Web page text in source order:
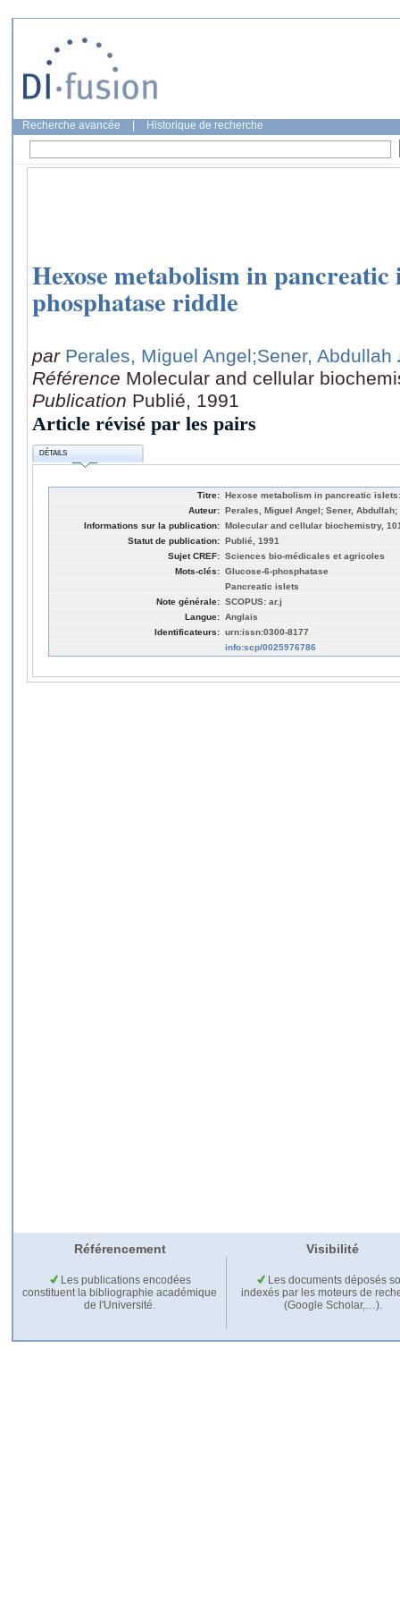
Recherche avancée Historique de recherche
Hexose metabolism in pancreatic
phosphatase riddle
par Perales, Miguel Angel;Sener, Abdullah
Référence Molecular and cellular
Publication Publié, 1991
Article révisé par les pairs
DÉTAILS
Titre: Hexose metabolism in pancreatic
Auteur: Perales, Miguel Angel; Sener,
Informations sur la publication: Molecular and cellular biochemistry,
Statut de publication: Publié, 1991
Sujet CREF: Sciences bio-médicales et agricoles
Mots-clés: Glucose-6-phosphatase
Pancreatic islets
Note générale: SCOPUS: ar.j
Langue: Anglais
Identificateurs: urn:issn:0300-8177
info:scp/0025976786
Référencement Visibilité
Les publications encodées
constituent la bibliographie académique
de l'Université.
Les documents déposés
indexés par les moteurs de
(Google Scholar,…).